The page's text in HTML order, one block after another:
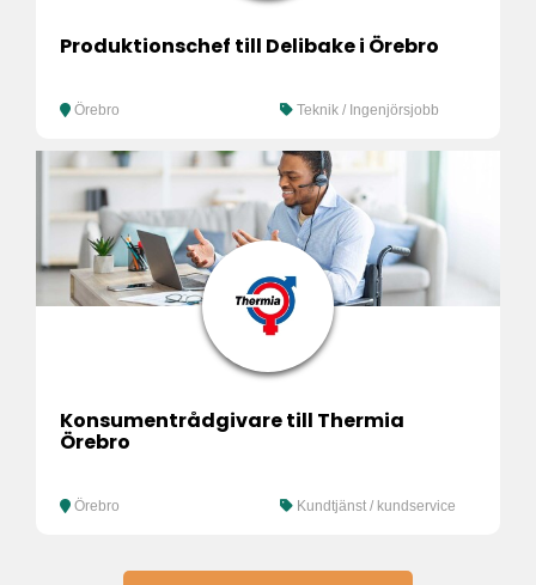
Produktionschef till Delibake i Örebro
Örebro Teknik / Ingenjörsjobb
Konsumentrådgivare till Thermia
Örebro
Örebro Kundtjänst / kundservice